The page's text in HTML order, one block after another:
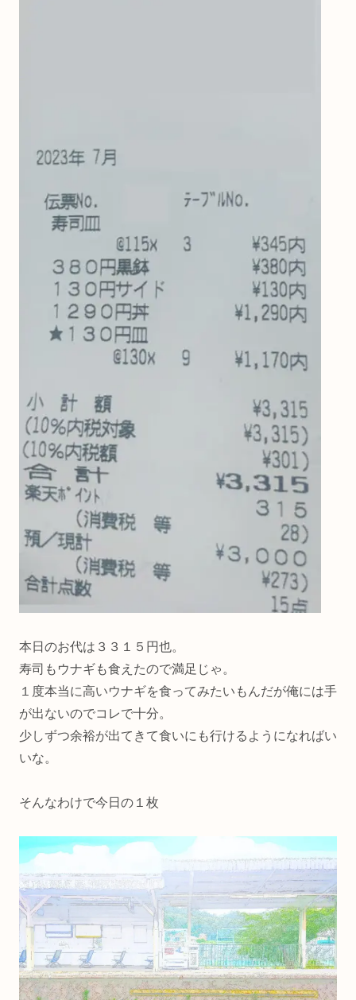
本日のお代は３３１５円也。
寿司もウナギも食えたので満足じゃ。
１度本当に高いウナギを食ってみたいもんだが俺には手
が出ないのでコレで十分。
少しずつ余裕が出てきて食いにも行けるようになればい
いな。
そんなわけで今日の１枚